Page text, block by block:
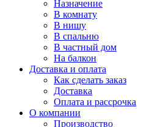
Назначение
В комнату
В нишу
В спальню
В частный дом
На балкон
Доставка и оплата
Как сделать заказ
Доставка
Оплата и рассрочка
О компании
Производство